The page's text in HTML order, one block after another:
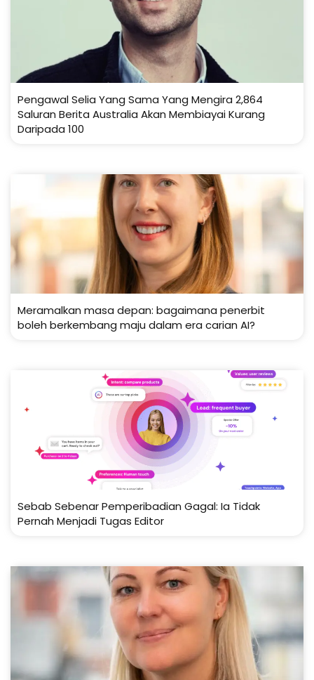
Pengawal Selia Yang Sama Yang Mengira 2,864
Saluran Berita Australia Akan Membiayai Kurang
Daripada 100
Meramalkan masa depan: bagaimana penerbit
boleh berkembang maju dalam era carian AI?
Sebab Sebenar Pemperibadian Gagal: Ia Tidak
Pernah Menjadi Tugas Editor